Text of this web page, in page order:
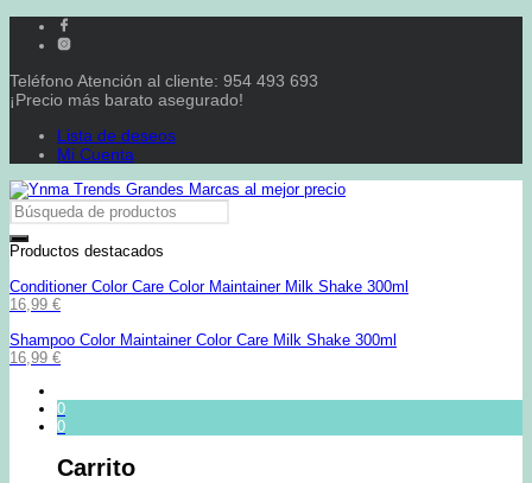
Teléfono Atención al cliente: 954 493 693
¡Precio más barato asegurado!
Lista de deseos
Mi Cuenta
Productos destacados
Conditioner Color Care Color Maintainer Milk Shake 300ml
16,99 €
Shampoo Color Maintainer Color Care Milk Shake 300ml
16,99 €
0
0
Carrito